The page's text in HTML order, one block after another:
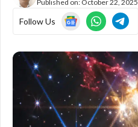
Published on: October 22, 2025
Follow Us